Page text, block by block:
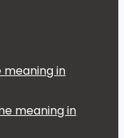
meaning in